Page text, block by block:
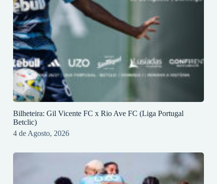
Bilheteira: Gil Vicente FC x Rio Ave FC (Liga Portugal
Betclic)
4 de Agosto, 2026